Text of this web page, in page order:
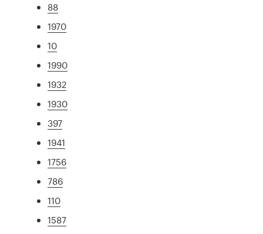
88
1970
10
1990
1932
1930
397
1941
1756
786
110
1587